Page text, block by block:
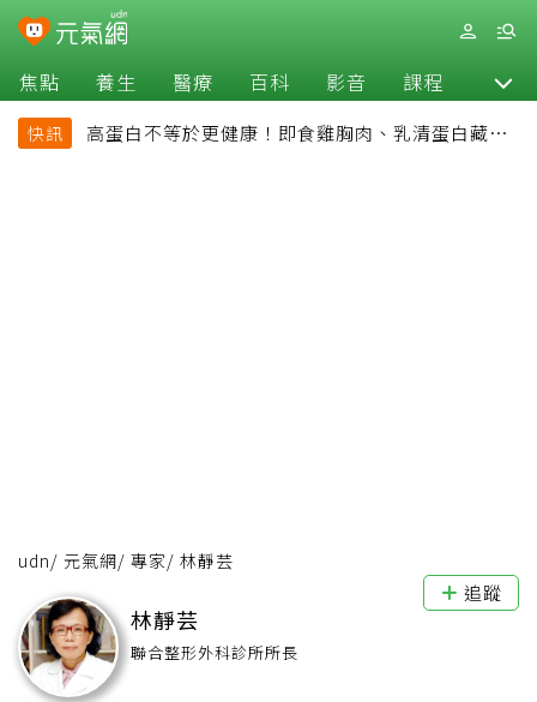
焦點 養生 醫療 百科 影音 課程 退休
快訊
高蛋白不等於更健康！即食雞胸肉、乳清蛋白藏陷
udn/ 元氣網/ 專家/ 林靜芸
追蹤
林靜芸
聯合整形外科診所所長